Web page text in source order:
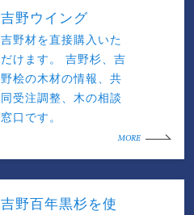
吉野ウイング
吉野材を直接購入いた
だけます。 吉野杉、吉
野桧の木材の情報、共
同受注調整、木の相談
窓口です。
MORE
吉野百年黒杉を使